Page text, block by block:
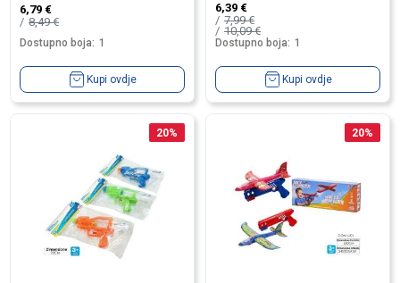
6,79 €
8,49€
Dostupno boja: 1
Kupi ovdje
6,39 €
7,99€
10,09€
Dostupno boja: 1
Kupi ovdje
20% 20%